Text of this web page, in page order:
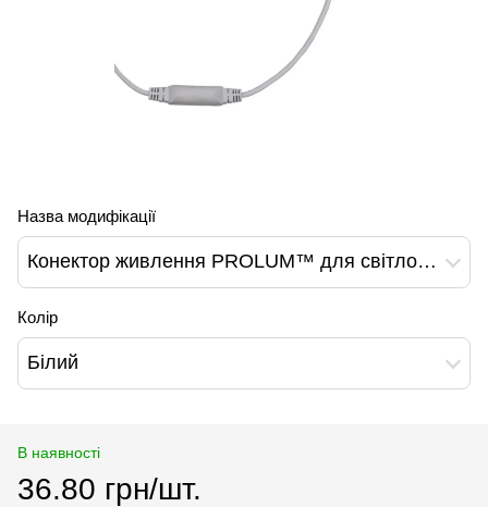
Назва модифікації
Конектор живлення PROLUM™ для світлодіодного неону GL-N, на вулицю - 8х16ММ,100M Max,220V
Колір
Білий
В наявності
36.80 грн/шт.